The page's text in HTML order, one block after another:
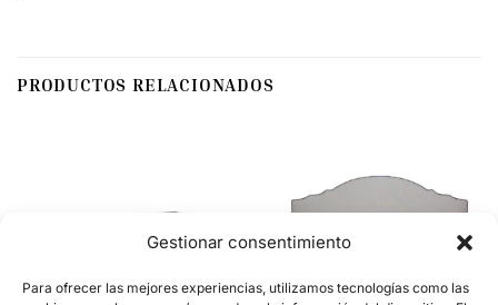
Gestionar consentimiento
Para ofrecer las mejores experiencias, utilizamos tecnologías como las
PRODUCTOS RELACIONADOS